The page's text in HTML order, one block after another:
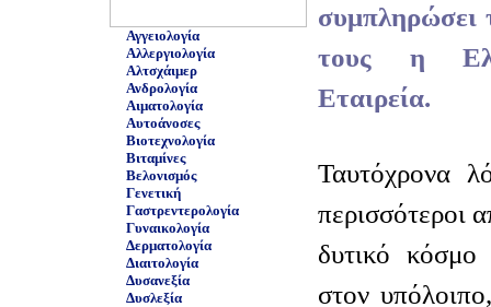
Αγγειολογία
Αλλεργιολογία
Αλτσχάιμερ
Ανδρολογία
Αιματολογία
Αυτοάνοσες
Βιοτεχνολογία
Βιταμίνες
Βελονισμός
Γενετική
Γαστρεντερολογία
Γυναικολογία
Δερματολογία
Διαιτολογία
Δυσανεξία
Δυσλεξία
συμπληρώσει
τους η
Εταιρεία.
Ταυτόχρονα
περισσότεροι
δυτικό κόσμο
στον